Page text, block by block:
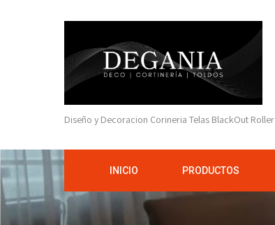
Diseño y Decoracion Corineria Telas BlackOut Roller
INICIO PRODUCTOS